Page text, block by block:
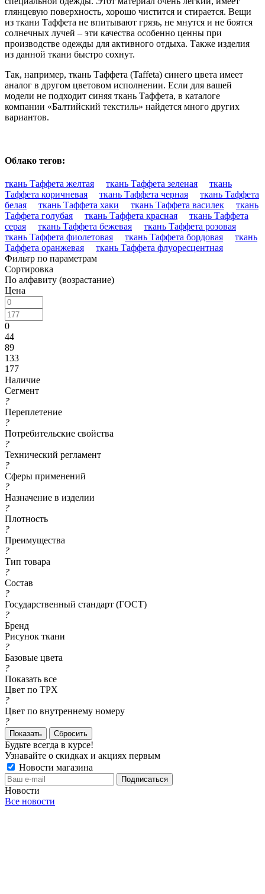
глянцевую поверхность, хорошо чистится и стирается. Вещи
из ткани Таффета не впитывают грязь, не мнутся и не боятся
солнечных лучей – эти качества особенно ценны при
производстве одежды для активного отдыха. Также изделия
из данной ткани быстро сохнут.
Так, например, ткань Таффета (Taffeta) синего цвета имеет
аналог в другом цветовом исполнении. Если для вашей
модели не подходит синяя ткань Таффета, в каталоге
компании «Балтийский текстиль» найдется много других
вариантов.
Облако тегов:
ткань Таффета желтая ткань Таффета зеленая
ткань
Таффета коричневая
ткань Таффета черная
ткань Таффета
белая
ткань Таффета хаки ткань Таффета василек
ткань
Таффета голубая
ткань Таффета красная
ткань Таффета
серая
ткань Таффета бежевая
ткань Таффета розовая
ткань Таффета фиолетовая
ткань Таффета бордовая
ткань
Таффета оранжевая
ткань Таффета флуоресцентная
Фильтр по параметрам
Сортировка
По алфавиту (возрастание)
Цена
0
44
89
133
177
Наличие
Сегмент
?
Переплетение
?
Потребительские свойства
?
Технический регламент
?
Сферы применений
?
Назначение в изделии
?
Плотность
?
Преимущества
?
Тип товара
?
Состав
?
Государственный стандарт (ГОСТ)
?
Бренд
Рисунок ткани
?
Базовые цвета
?
Показать все
Цвет по TPX
?
Цвет по внутреннему номеру
?
Сбросить
Будьте всегда в курсе!
Узнавайте о скидках и акциях первым
Новости магазина
Новости
Все новости